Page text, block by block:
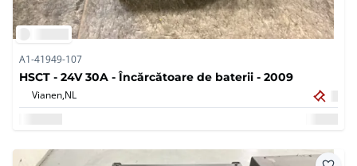
A1-41949-107
HSCT - 24V 30A - Încărcătoare de baterii - 2009
Vianen,NL